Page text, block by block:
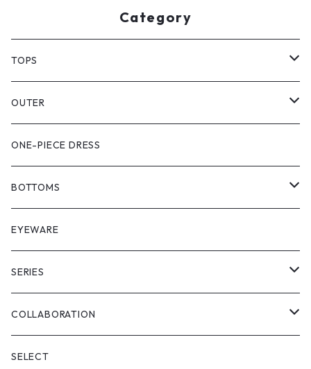
Category
TOPS
PULL OVER
SHIRT
VEST
OUTER
VEST
JACKET
COAT
PULL OVER
ONE-PIECE DRESS
BOTTOMS
SHORT LENGS
FULL LENGS
SKIRT
EYEWARE
SERIES
"matoi"
"enkan"
"tsunagi"
COLLABORATION
RADIO EVA
SELECT